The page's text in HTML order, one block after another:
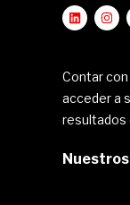
Contar
acceder a
resultados